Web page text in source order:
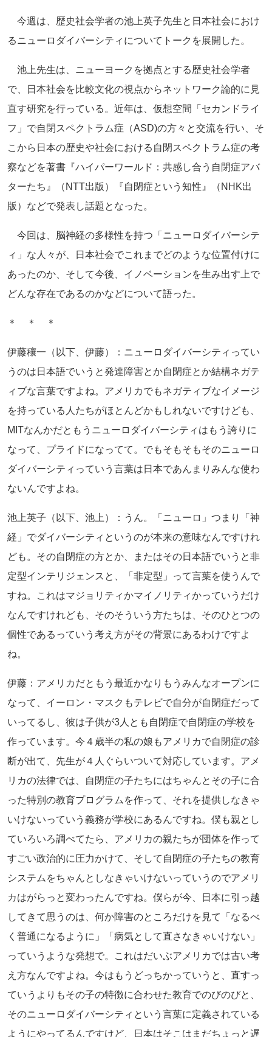
今週は、歴史社会学者の池上英子先生と日本社会におけ
るニューロダイバーシティについてトークを展開した。
池上先生は、ニューヨークを拠点とする歴史社会学者
で、日本社会を比較文化の視点からネットワーク論的に見
直す研究を行っている。近年は、仮想空間「セカンドライ
フ」で自閉スペクトラム症（ASD)の方々と交流を行い、そ
こから日本の歴史や社会における自閉スペクトラム症の考
察などを著書『ハイパーワールド：共感し合う自閉症アバ
ターたち』（NTT出版）『自閉症という知性』（NHK出
版）などで発表し話題となった。
今回は、脳神経の多様性を持つ「ニューロダイバーシテ
ィ」な人々が、日本社会でこれまでどのような位置付けに
あったのか、そして今後、イノベーションを生み出す上で
どんな存在であるのかなどについて語った。
＊ ＊ ＊
伊藤穰一（以下、伊藤）：ニューロダイバーシティってい
うのは日本語でいうと発達障害とか自閉症とか結構ネガテ
ィブな言葉ですよね。アメリカでもネガティブなイメージ
を持っている人たちがほとんどかもしれないですけども、
MITなんかだともうニューロダイバーシティはもう誇りに
なって、プライドになってて。でもそもそもそのニューロ
ダイバーシティっていう言葉は日本であんまりみんな使わ
ないんですよね。
池上英子（以下、池上）：うん。「ニューロ」つまり「神
経」でダイバーシティというのが本来の意味なんですけれ
ども。その自閉症の方とか、またはその日本語でいうと非
定型インテリジェンスと、「非定型」って言葉を使うんで
すね。これはマジョリティかマイノリティかっていうだけ
なんですけれども、そのそういう方たちは、そのひとつの
個性であるっていう考え方がその背景にあるわけですよ
ね。
伊藤：アメリカだともう最近かなりもうみんなオープンに
なって、イーロン・マスクもテレビで自分が自閉症だって
いってるし、彼は子供が3人とも自閉症で自閉症の学校を
作っています。今４歳半の私の娘もアメリカで自閉症の診
断が出て、先生が４人ぐらいついて対応しています。アメ
リカの法律では、自閉症の子たちにはちゃんとその子に合
った特別の教育プログラムを作って、それを提供しなきゃ
いけないっていう義務が学校にあるんですね。僕も親とし
ていろいろ調べてたら、アメリカの親たちが団体を作って
すごい政治的に圧力かけて、そして自閉症の子たちの教育
システムをちゃんとしなきゃいけないっていうのでアメリ
カはがらっと変わったんですね。僕らが今、日本に引っ越
してきて思うのは、何か障害のところだけを見て「なるべ
く普通になるように」「病気として直さなきゃいけない」
っていうような発想で。これはだいぶアメリカでは古い考
え方なんですよね。今はもうどっちかっていうと、直すっ
ていうよりもその子の特徴に合わせた教育でのびのびと、
そのニューロダイバーシティという言葉に定義されている
ようにやってるんですけど、日本はそこはまだちょっと遅